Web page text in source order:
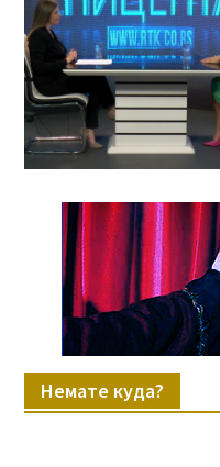
Немате куда?